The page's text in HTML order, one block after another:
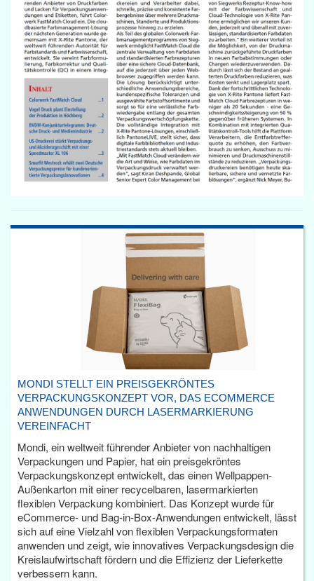
MONDI STELLT EIN PREISGEKRÖNTES
VERPACKUNGSKONZEPT VOR, DAS ECOMMERCE
ANWENDUNGEN DURCH LASERMARKIERUNG
VEREINFACHT
Mondi, ein weltweit führender Anbieter von nachhaltigen
Verpackungen und Papier, hat ein preisgekröntes
Verpackungskonzept entwickelt, das einen Wellpappen-
Außenkarton mit einer recycelbaren, lasermarkierten
flexiblen Verpackung kombiniert. Das Konzept wurde für
eCommerce- und Bag-in-Box-Anwendungen entwickelt, lässt
sich auf eine Vielzahl von flexiblen Verpackungsformaten
anwenden und zeigt, wie innovatives Verpackungsdesign die
Kreislaufwirtschaft fördern und die Effizienz der Lieferkette
verbessern kann.